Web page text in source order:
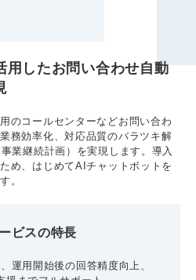
用したお問い合わせ自動
のコールセンターなどお問い合わ
務効率化、対応品質のバラツキ解
業継続計画）を実現します。導入
め、はじめてAIチャットボットを
。
ビスの特長
運用開始後の回答精度向上、